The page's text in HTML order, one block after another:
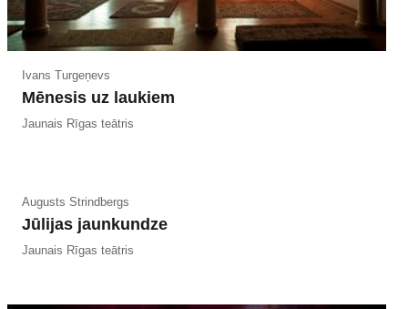
Ivans Turgeņevs
Mēnesis uz laukiem
Jaunais Rīgas teātris
Augusts Strindbergs
Jūlijas jaunkundze
Jaunais Rīgas teātris